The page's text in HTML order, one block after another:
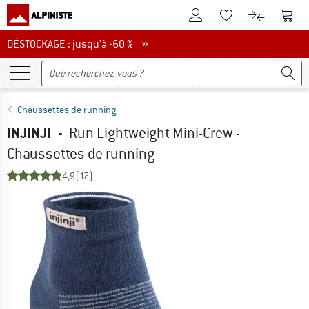
Vers le compte client
Vers la liste
Vers le
DÉSTOCKAGE : jusqu'à -60 %
DÉSTOCKAGE : jusqu'à -60 % »
Chaussettes de running
INJINJI - Run Lightweight Mini-Crew -
Chaussettes de running
4,9(17)